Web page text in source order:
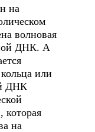
на
волновая
ДНК. А
или
ДНК
которая
на